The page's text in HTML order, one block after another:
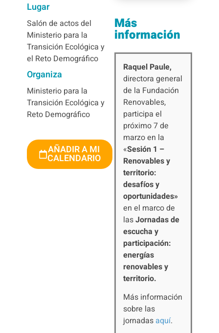
Lugar
Salón de actos del
Ministerio para la
Transición Ecológica y
el Reto Demográfico
Organiza
Ministerio para la
Transición Ecológica y
Reto Demográfico
AÑADIR A MI
CALENDARIO
Más
información
Raquel Paule,
directora general
de la Fundación
Renovables,
participa el
próximo 7 de
marzo en la
«Sesión 1 –
Renovables y
territorio:
desafíos y
oportunidades»
en el marco de
lasJornadas de
escucha y
participación:
energías
renovables y
territorio.
Más información
sobre las
jornadas aquí.